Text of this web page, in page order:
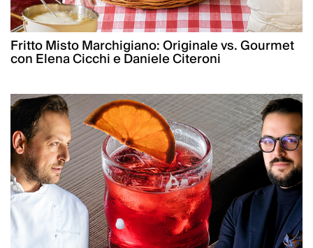
Fritto Misto Marchigiano: Originale vs. Gourmet
con Elena Cicchi e Daniele Citeroni